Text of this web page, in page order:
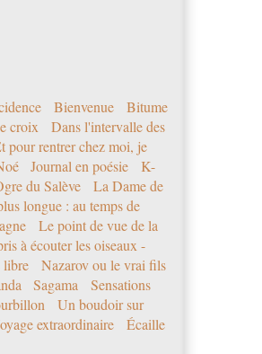
Bienvenue
Bitume
croix
Dans l'intervalle des
pour rentrer chez moi, je
Journal en poésie
K-
du Salève
La Dame de
longue : au temps de
Le point de vue de la
à écouter les oiseaux -
libre
Nazarov ou le vrai fils
Sagama
Sensations
Un boudoir sur
extraordinaire
Écaille